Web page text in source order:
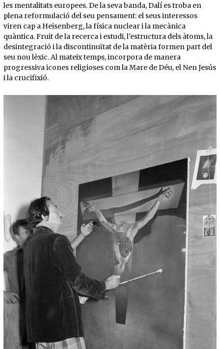
les mentalitats europees. De la seva banda, Dalí es troba en
plena reformulació del seu pensament: el seus interessos
viren cap a Heisenberg, la física nuclear i la mecànica
quàntica. Fruit de la recerca i estudi, l’estructura dels àtoms, la
desintegració i la discontinuïtat de la matèria formen part del
seu nou lèxic. Al mateix temps, incorpora de manera
progressiva icones religioses com la Mare de Déu, el Nen Jesús
i la crucifixió.